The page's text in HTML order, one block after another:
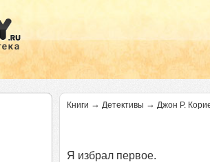
Книги → Детективы → Джон Р.
Я избрал первое.